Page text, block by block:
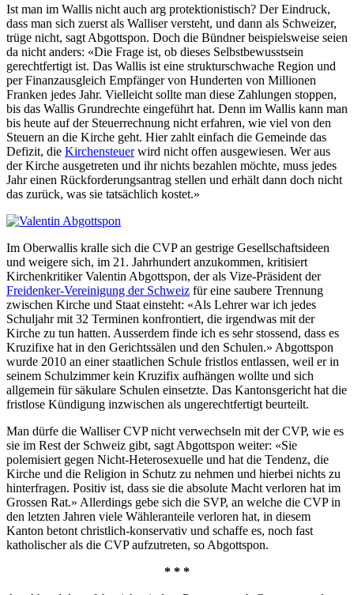
Ist man im Wallis nicht auch arg protektionistisch? Der Eindruck,
dass man sich zuerst als Walliser versteht, und dann als Schweizer,
trüge nicht, sagt Abgottspon. Doch die Bündner beispielsweise seien
da nicht anders: «Die Frage ist, ob dieses Selbstbewusstsein
gerechtfertigt ist. Das Wallis ist eine strukturschwache Region und
per Finanzausgleich Empfänger von Hunderten von Millionen
Franken jedes Jahr. Vielleicht sollte man diese Zahlungen stoppen,
bis das Wallis Grundrechte eingeführt hat. Denn im Wallis kann man
bis heute auf der Steuerrechnung nicht erfahren, wie viel von den
Steuern an die Kirche geht. Hier zahlt einfach die Gemeinde das
Defizit, die Kirchensteuerwird nicht offen ausgewiesen. Wer aus
der Kirche ausgetreten und ihr nichts bezahlen möchte, muss jedes
Jahr einen Rückforderungsantrag stellen und erhält dann doch nicht
das zurück, was sie tatsächlich kostet.»
Im Oberwallis kralle sich die CVP an gestrige Gesellschaftsideen
und weigere sich, im 21. Jahrhundert anzukommen, kritisiert
Kirchenkritiker Valentin Abgottspon, der als Vize-Präsident der
Freidenker-Vereinigung der Schweiz für eine saubere Trennung
zwischen Kirche und Staat einsteht: «Als Lehrer war ich jedes
Schuljahr mit 32 Terminen konfrontiert, die irgendwas mit der
Kirche zu tun hatten. Ausserdem finde ich es sehr stossend, dass es
Kruzifixe hat in den Gerichtssälen und den Schulen.» Abgottspon
wurde 2010 an einer staatlichen Schule fristlos entlassen, weil er in
seinem Schulzimmer kein Kruzifix aufhängen wollte und sich
allgemein für säkulare Schulen einsetzte. Das Kantonsgericht hat die
fristlose Kündigung inzwischen als ungerechtfertigt beurteilt.
Man dürfe die Walliser CVP nicht verwechseln mit der CVP, wie es
sie im Rest der Schweiz gibt, sagt Abgottspon weiter: «Sie
polemisiert gegen Nicht-Heterosexuelle und hat die Tendenz, die
Kirche und die Religion in Schutz zu nehmen und hierbei nichts zu
hinterfragen. Positiv ist, dass sie die absolute Macht verloren hat im
Grossen Rat.» Allerdings gebe sich die SVP, an welche die CVP in
den letzten Jahren viele Wähleranteile verloren hat, in diesem
Kanton betont christlich-konservativ und schaffe es, noch fast
katholischer als die CVP aufzutreten, so Abgottspon.
* * *